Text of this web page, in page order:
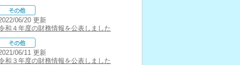
06/20 更新
和４年度の財務情報を公表しました
06/11 更新
和３年度の財務情報を公表しました